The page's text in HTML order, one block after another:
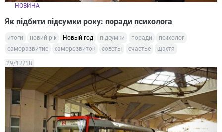
НОВИНА
Як підбити підсумки року: поради психолога
итоги новий рік Новый год підсумки поради
психолог
саморазвитие
саморозвиток советы счастье щастя
29/12/18